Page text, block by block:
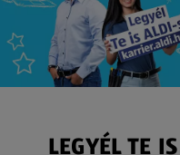
LEGYÉL TE IS